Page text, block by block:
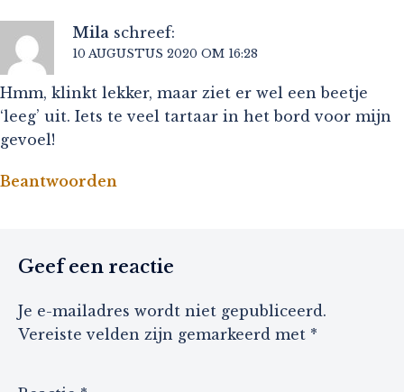
Mila schreef:
10 AUGUSTUS 2020 OM 16:28
Hmm, klinkt lekker, maar ziet er wel een beetje
‘leeg’ uit. Iets te veel tartaar in het bord voor mijn
gevoel!
Beantwoorden
Geef een reactie
Je e-mailadres wordt niet gepubliceerd.
Vereiste velden zijn gemarkeerd met *